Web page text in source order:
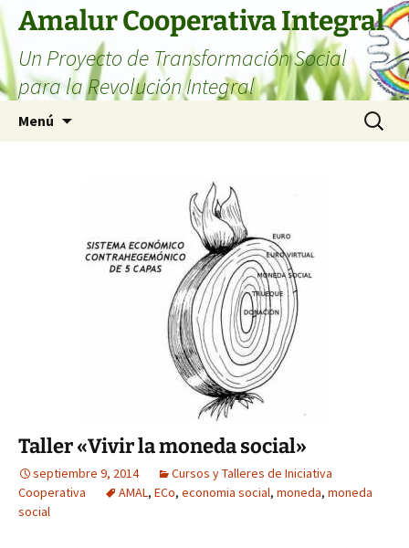
Amalur Cooperativa Integral
Un Proyecto de Transformación Social
para la Revolución Integral
Menú
Taller «Vivir la moneda social»
septiembre 9, 2014
Cursos y Talleres de Iniciativa
Cooperativa
AMAL, ECo, economia social, moneda, moneda
social